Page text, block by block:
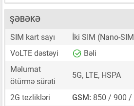
ŞƏBƏKƏ
SIM kart sayı
İki SIM (Nano-
VoLTE dəstəyi
Bəli
Məlumat
ötürmə sürəti
5G, LTE, HSPA
2G tezlikləri GSM: 850 / 900 /